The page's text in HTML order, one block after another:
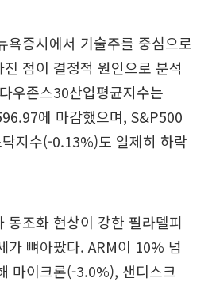
욕증시에서 기술주를 중심으로
점이 결정적 원인으로 분석
우존스30산업평균지수는
에 마감했으며, S&P500
지수(-0.13%)도 일제히 하락
동조화 현상이 강한 필라델피
가 뼈아팠다. ARM이 10% 넘
마이크론(-3.0%), 샌디스크